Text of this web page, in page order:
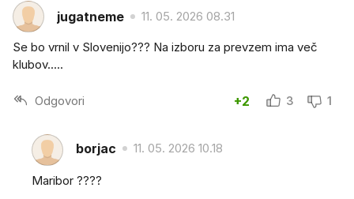
jugatneme 11. 05. 2026 08.31
Se bo vrnil v Slovenijo??? Na izboru za prevzem ima več
klubov.....
Odgovori +2 3 1
borjac 11. 05. 2026 10.18
Maribor ????